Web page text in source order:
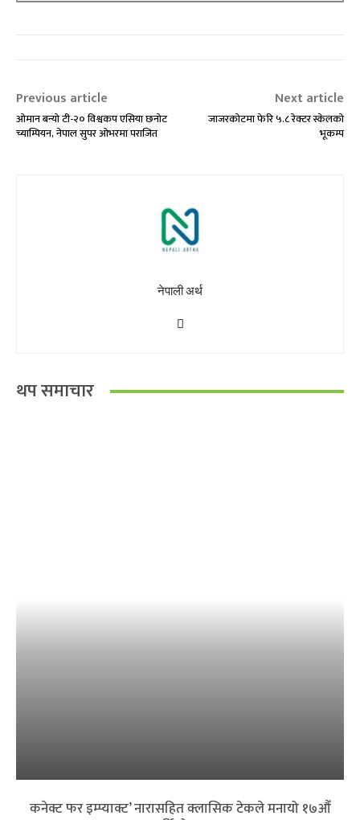
Previous article
ओमान बन्यो टी-२० विश्वकप एसिया छनोट
च्याम्पियन, नेपाल सुपर ओभरमा पराजित
Next article
जाजरकोटमा फेरि ५.८ रेक्टर स्केलको
भूकम्प
नेपाली अर्थ
थप समाचार
कनेक्ट फर इम्प्याक्ट’ नारासहित क्लासिक टेकले मनायो १७औँ